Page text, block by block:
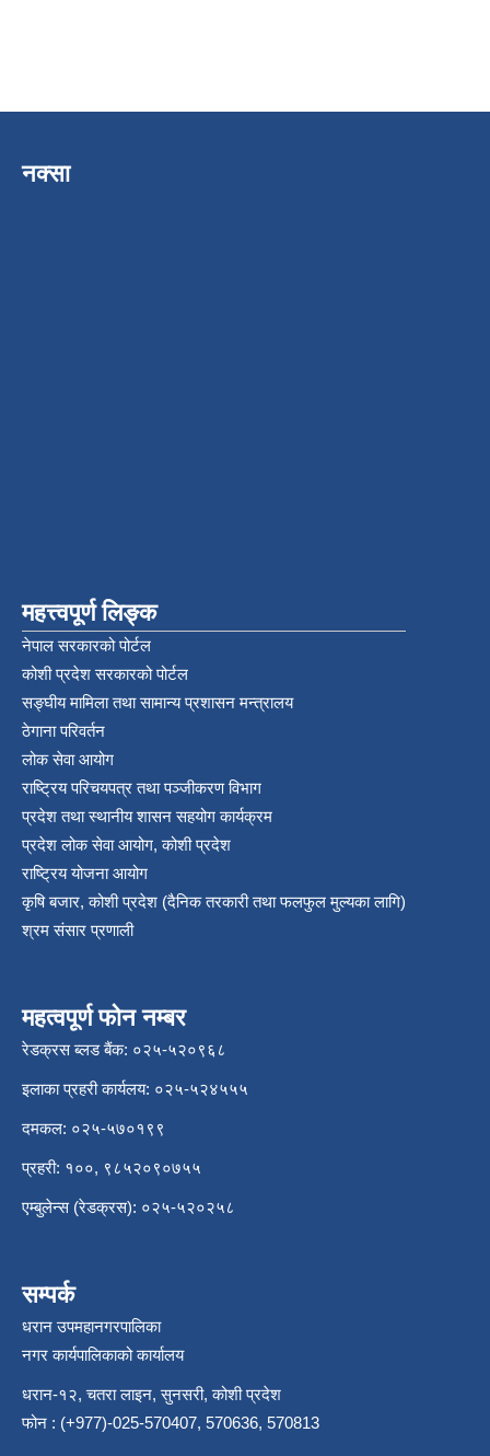
नक्सा
महत्त्वपूर्ण लिङ्क
नेपाल सरकारको पोर्टल
कोशी प्रदेश सरकारको पोर्टल
सङ्‍घीय मामिला तथा सामान्य प्रशासन मन्त्रालय
ठेगाना परिवर्तन
लोक सेवा आयोग
राष्ट्रिय परिचयपत्र तथा पञ्‍जीकरण विभाग
प्रदेश तथा स्थानीय शासन सहयोग कार्यक्रम
प्रदेश लोक सेवा आयोग, कोशी प्रदेश
राष्ट्रिय योजना आयोग
कृषि बजार, कोशी प्रदेश (दैनिक तरकारी तथा फलफुल मुल्यका लागि)
श्रम संसार प्रणाली
महत्वपूर्ण फोन नम्बर
रेडक्रस ब्लड बैंक: ०२५-५२०९६८
इलाका प्रहरी कार्यलय: ०२५-५२४५५५
दमकल: ०२५-५७०१९९
प्रहरी: १००, ९८५२०९०७५५
एम्बुलेन्स (रेडक्रस): ०२५-५२०२५८
सम्पर्क
धरान उपमहानगरपालिका
नगर कार्यपालिकाको कार्यालय
धरान-१२, चतरा लाइन, सुनसरी, कोशी प्रदेश
फोन : (+977)-025-570407, 570636, 570813